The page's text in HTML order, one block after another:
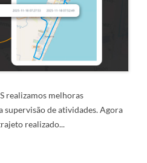
realizamos melhoras
supervisão de atividades. Agora
realizado...